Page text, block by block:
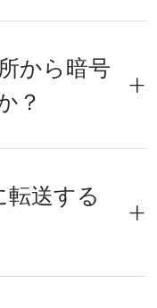
から暗号
？
送する